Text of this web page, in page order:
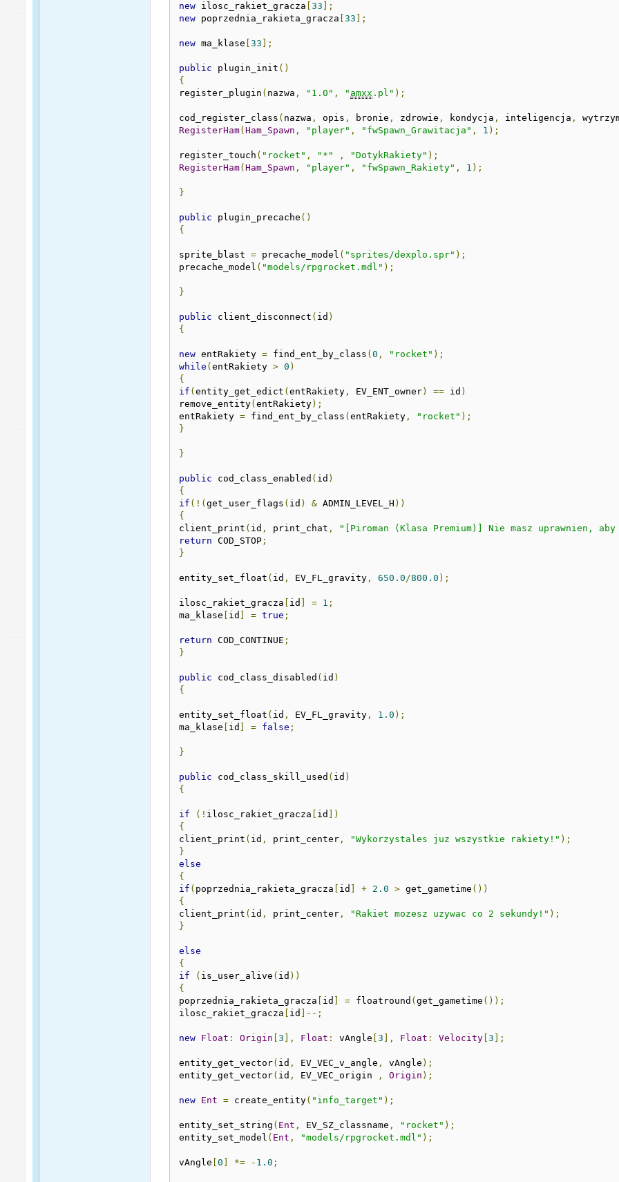
new ilosc_rakiet_gracza [33 ];
new poprzednia_rakieta_gracza [33 ];
new ma_klase [33 ];
public plugin_init ()
{
register_plugin ( nazwa , "1.0" , " amxx .pl" );
cod_register_class ( nazwa , opis , bronie , zdrowie , kondycja , inteligencja ,
RegisterHam(Ham_Spawn , "player" , "fwSpawn_Grawitacja" , 1 );
register_touch ( "rocket" , "*" , "DotykRakiety" );
RegisterHam(Ham_Spawn , "player" , "fwSpawn_Rakiety" , 1 );
}
public plugin_precache ()
{
sprite_blast = precache_model ( "sprites/dexplo.spr" );
precache_model ( "models/rpgrocket.mdl" );
}
public client_disconnect ( id )
{
new entRakiety = find_ent_by_class (0 , "rocket" );
while (entRakiety > 0 )
{
if (entity_get_edict (entRakiety , EV_ENT_owner) == id )
remove_entity(entRakiety);
entRakiety = find_ent_by_class (entRakiety , "rocket" );
}
}
public cod_class_enabled ( id )
{
if (!(get_user_flags ( id ) & ADMIN_LEVEL_H ))
{
client_print ( id , print_chat ,
"[Piroman (Klasa Premium)] Nie masz uprawnien,
return COD_STOP ;
}
entity_set_float ( id , EV_FL_gravity , 650.0/800.0 );
ilosc_rakiet_gracza id = 1 ;
ma_klase
id = true ;
return COD_CONTINUE ;
}
public cod_class_disabled ( id )
{
entity_set_float ( id , EV_FL_gravity , 1.0 );
ma_klase
id = false ;
}
public cod_class_skill_used ( id )
{
if (! ilosc_rakiet_gracza id
])
{
client_print ( id , print_center , "Wykorzystales juz wszystkie rakiety!" );
}
else
{
if ( poprzednia_rakieta_gracza id + 2.0 > get_gametime ())
{
client_print ( id , print_center , "Rakiet mozesz uzywac co 2 sekundy!" );
}
else
{
if
( is_user_alive ( id ))
{
poprzednia_rakieta_gracza
id = floatround (get_gametime ());
ilosc_rakiet_gracza
id ]--;
new Float : Origin [3 ], Float : vAngle [3 ], Float : Velocity [3 ];
entity_get_vector( id , EV_VEC_v_angle , vAngle );
entity_get_vector( id , EV_VEC_origin , Origin );
new Ent = create_entity( "info_target" );
entity_set_string ( Ent , EV_SZ_classname , "rocket" );
entity_set_model ( Ent , "models/rpgrocket.mdl" );
vAngle [0 *= - 1.0 ;